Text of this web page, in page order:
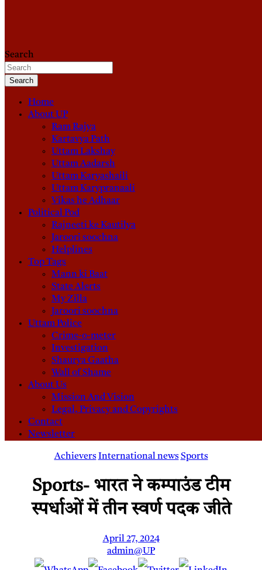
Search
Search
Home
About UP
Ram Rajya
Kartavya Path
Uttam Lakshay
Uttam Aadarsh
Uttam Karyashaili
Uttam Karypranaali
Vikas he Adhaar
Political Pod
Rajneeti ke Kautilya
Jaroori soochna
Helplines
Top Tags
Mann ki Baat
State Alerts
My Zilla
Jaroori soochna
Uttam Police
Crime-o-meter
Investigation
Shaurya Gaatha
Wall of Shame
About Us
Mission And Vision
Legal, Privacy and Copyrights
Contact
Newsletter
Achievers International news Sports
Sports- भारत ने कम्पाउंड टीम
स्पर्धाओं में तीन स्वर्ण पदक जीते
April 27, 2024
admin@UP